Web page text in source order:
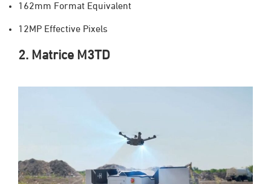
‌162mm Format Equivalent
12MP Effective Pixels
2. Matrice M3TD